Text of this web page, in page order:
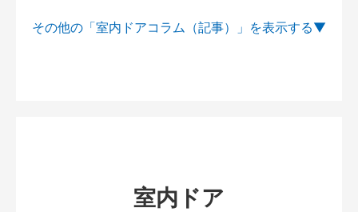
その他の「室内ドアコラム（記事）」を
室内ドア